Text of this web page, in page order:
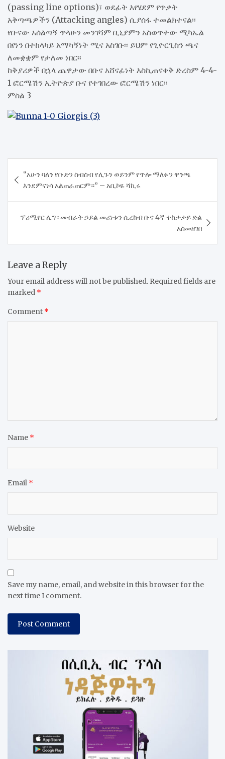
(passing line options)፣ ወደፊት እየሄደም የጥቃት
አቅጣጫዎችን (Attacking angles) ሲያሰፋ ተመልክተናል፡፡
የቡናው አሰልጣኝ ጥላሁን መንገሻም ቢኒያምን አስወጥተው ሚካኤል
በየነን በተከላካይ አማካኝነት ሚና አስገቡ፡፡ ይህም የጊዮርጊስን ጫና
ለመቋቋም የታለመ ነበር፡፡
ከቅያሪዎች በኋላ ጨዋታው በቡና አሸናፊነት እስኪጠናቀቅ ድረስም 4-4-
1 ፎርሜሽን ኢትዮጵያ ቡና የተገበረው ፎርሜሽን ነበር፡፡
ምስል 3
navigation
“አሁን ባለን የቡድን ስብስብ የሊጉን ወይንም የጥሎ ማለፉን ዋንጫ
እንደምናነሳ አልጠራጠርም።” – አቢኮዬ ሻኪሩ
ፕሪሚየር ሊግ ፡ መብራት ኃይል መሪነቱን ሲረከብ ቡና 4ኛ ተከታታይ ድል
አስመዘገበ
Leave a Reply
Your email address will not be published. Required fields are
marked *
Comment *
Name *
Email *
Website
Save my name, email, and website in this browser for the
next time I comment.